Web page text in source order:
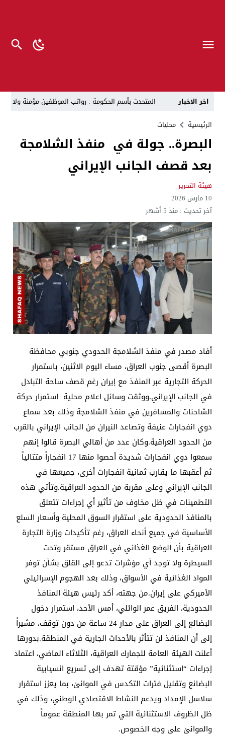
اخر الاخبار
المتحدث بأسم الحكومة : رواتب الموظفين مؤمنة ولا صحة
الزيدي يفتش سيارات الشرطة والحشد ويلغي الطريق
في ظل الازمة المالية الخانقة .. إدارة الدولة تتفق على تسمية 4 نواب لرئيس الوزراء, المندلاوي والخزعلي
تفكيك الفصائل العراقية “محوري” لواشنطن والصدام
الرئيسية محليات
البصرة.. جولة في منفذ الشلامجة
بعد قصف الجانب الإيراني
هيئة التحرير
10 مارس 2026
آخر تحديث :منذ 5 أشهر
أفاد مصدر في منفذ الشلامجة الحدودي جنوبي محافظة
البصرة أقصى جنوب العراق، مساء اليوم الاثنين، باستمرار
الحركة التجارية عبر المنفذ مع إيران رغم قصف ساحة التبادل
في الجانب الإيراني.ووثقت وسائل اعلام محلية استمرار حركة
الشاحنات والمسافرين في منفذ الشلامجة وذلك بعد سماع
دوي انفجارات عنيفة وتصاعد النيران من الجانب الإيراني بالقرب
من الحدود العراقية.وكان عدد من أهالي البصرة قالوا إنهم
سمعوا دوي انفجارات شديدة أحصوا منها 17 انفجاراً متتالياً
ثم أعقبها ما يقارب ثمانية انفجارات أخرى، جميعها في
الجانب الإيراني وعلى مقربة من الحدود العراقية.وتأتي هذه
التطمينات في ظل مخاوف من تأثير أي إجراءات تتعلق
بالمنافذ الحدودية على استقرار السوق المحلية وأسعار السلع
الأساسية في جميع أنحاء العراق، رغم تأكيدات وزارة التجارة
العراقية بأن الوضع الغذائي في العراق مستقر وتحت
السيطرة ولا توجد أي مؤشرات تدعو إلى القلق بشأن توفر
المواد الغذائية في الأسواق، وذلك بعد الهجوم الإسرائيلي
الأميركي على إيران.من جهته، أكد رئيس هيئة المنافذ
الحدودية، الفريق عمر الوائلي، أمس الأحد، استمرار دخول
البضائع إلى العراق على مدار 24 ساعة من دون توقف، مشيراً
إلى أن المنافذ لن تتأثر بالأحداث الجارية في المنطقة.بدورها
أعلنت الهيئة العامة للجمارك العراقية، الثلاثاء الماضي، اعتماد
إجراءات “استثنائية” مؤقتة تهدف إلى تسريع انسيابية
البضائع وتقليل فترات التكدس في الموانئ، بما يعزز استقرار
سلاسل الإمداد ويدعم النشاط الاقتصادي الوطني، وذلك في
ظل الظروف الاستثنائية التي تمر بها المنطقة عموماً
والموانئ على وجه الخصوص.